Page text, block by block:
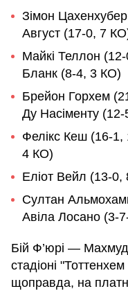
Зімон
Август (17-0, 7
Майкі Теллон
Бланк (8-4, 3 КО)
Брейон Горхем
Ду Насіменту
Фелікс Кеш (16-
4 КО)
Еліот Вейл (13-
Султан
Авіла Лосано (3-
Бій Ф’юрі —
стадіоні
щоправда, на